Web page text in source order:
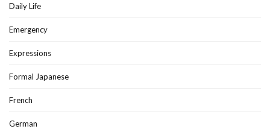
Daily Life
Emergency
Expressions
Formal Japanese
French
German